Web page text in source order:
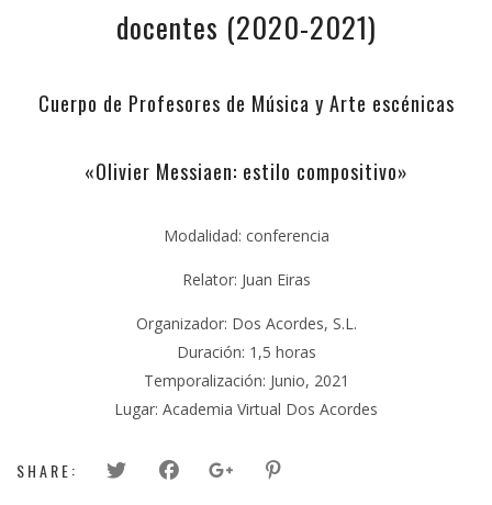
docentes (2020-2021)
Cuerpo de Profesores de Música y Arte escénicas
«Olivier Messiaen: estilo compositivo»
Modalidad: conferencia
Relator: Juan Eiras
Organizador: Dos Acordes, S.L.
Duración: 1,5 horas
Temporalización: Junio, 2021
Lugar: Academia Virtual Dos Acordes
SHARE: